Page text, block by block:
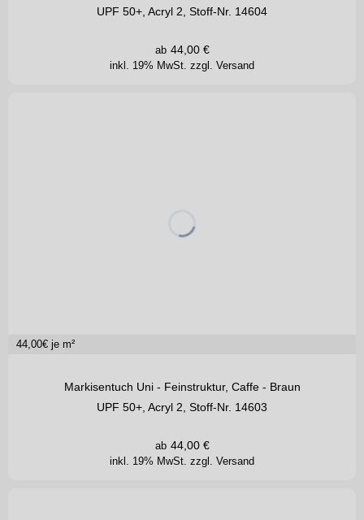
UPF 50+, Acryl 2, Stoff-Nr. 14604
inkl. 19% MwSt. zzgl. Versand
ab 44,00€
44,00€ je m²
Markisentuch Uni - Feinstruktur, Caffe - Braun
UPF 50+, Acryl 2, Stoff-Nr. 14603
inkl. 19% MwSt. zzgl. Versand
ab 44,00€